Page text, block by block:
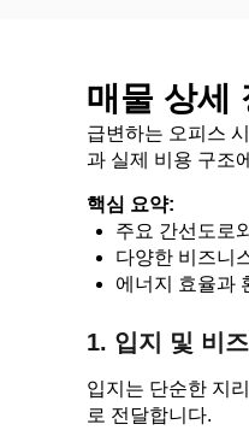
매물 상세
급변하는 오피스
과 실제 비용 구조
핵심 요약:
주요 간선도로
다양한 비즈니
에너지 효율과
1. 입지 및 비
입지는 단순한 지
로 전달합니다.